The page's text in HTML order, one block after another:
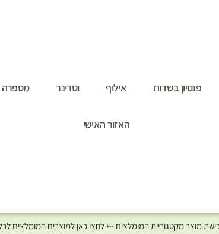
פנסיון בשדות אילוף וטרינר מספרה
האזור האישי